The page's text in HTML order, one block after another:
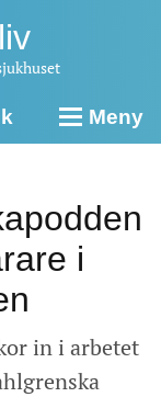
Meny
i
in i arbetet